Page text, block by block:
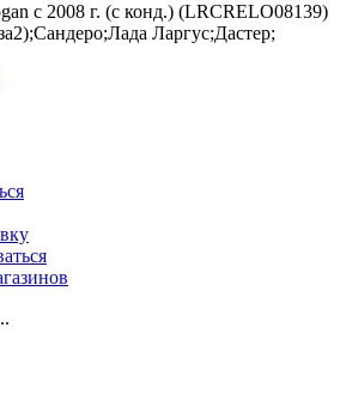
с 2008 г. (с конд.) (LRCRELO08139)
Ларгус;Дастер;